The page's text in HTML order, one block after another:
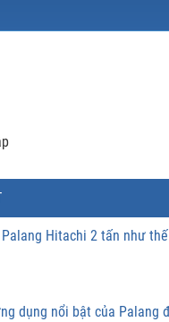
Hitachi 2 tấn như
dụng nổi bật của Palang